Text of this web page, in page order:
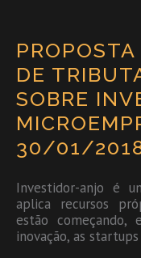
DE
SOBRE
30/01/
Investidor-anjo é
aplica recursos
estão começando,
inovação, as startups